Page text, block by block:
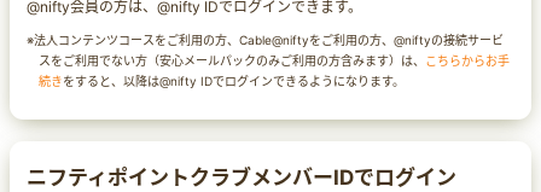
@nifty会員の方は、@nifty IDでログインできます。
※法人コンテンツコースをご利用の方、Cable@niftyをご利用の方、@niftyの接続サービ
スをご利用でない方（安心メールパックのみご利用の方含みます）は、 こちらからお手
続きをすると、以降は@nifty IDでログインできるようになります。
ニフティポイントクラブメンバーIDでログイン